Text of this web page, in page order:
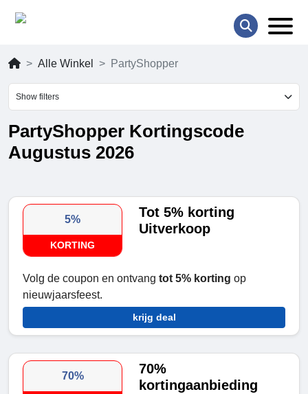
Alle Winkel PartyShopper
Show filters
PartyShopper Kortingscode
Augustus 2026
5%
KORTING
Tot 5% korting
Uitverkoop
Volg de coupon en ontvang tot 5% korting op
nieuwjaarsfeest.
krijg deal
70%
70%
kortingaanbieding